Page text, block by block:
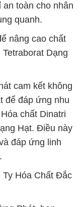
toàn cho nhân
quanh.
nâng cao chất
Dạng
cam kết không
để đáp ứng nhu
chất Dinatri
Hạt. Điều này
đáp ứng linh
Hóa Chất Đắc